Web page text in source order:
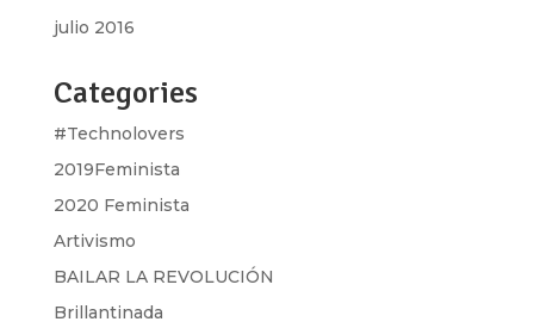
julio 2016
Categories
#Technolovers
2019Feminista
2020 Feminista
Artivismo
BAILAR LA REVOLUCIÓN
Brillantinada